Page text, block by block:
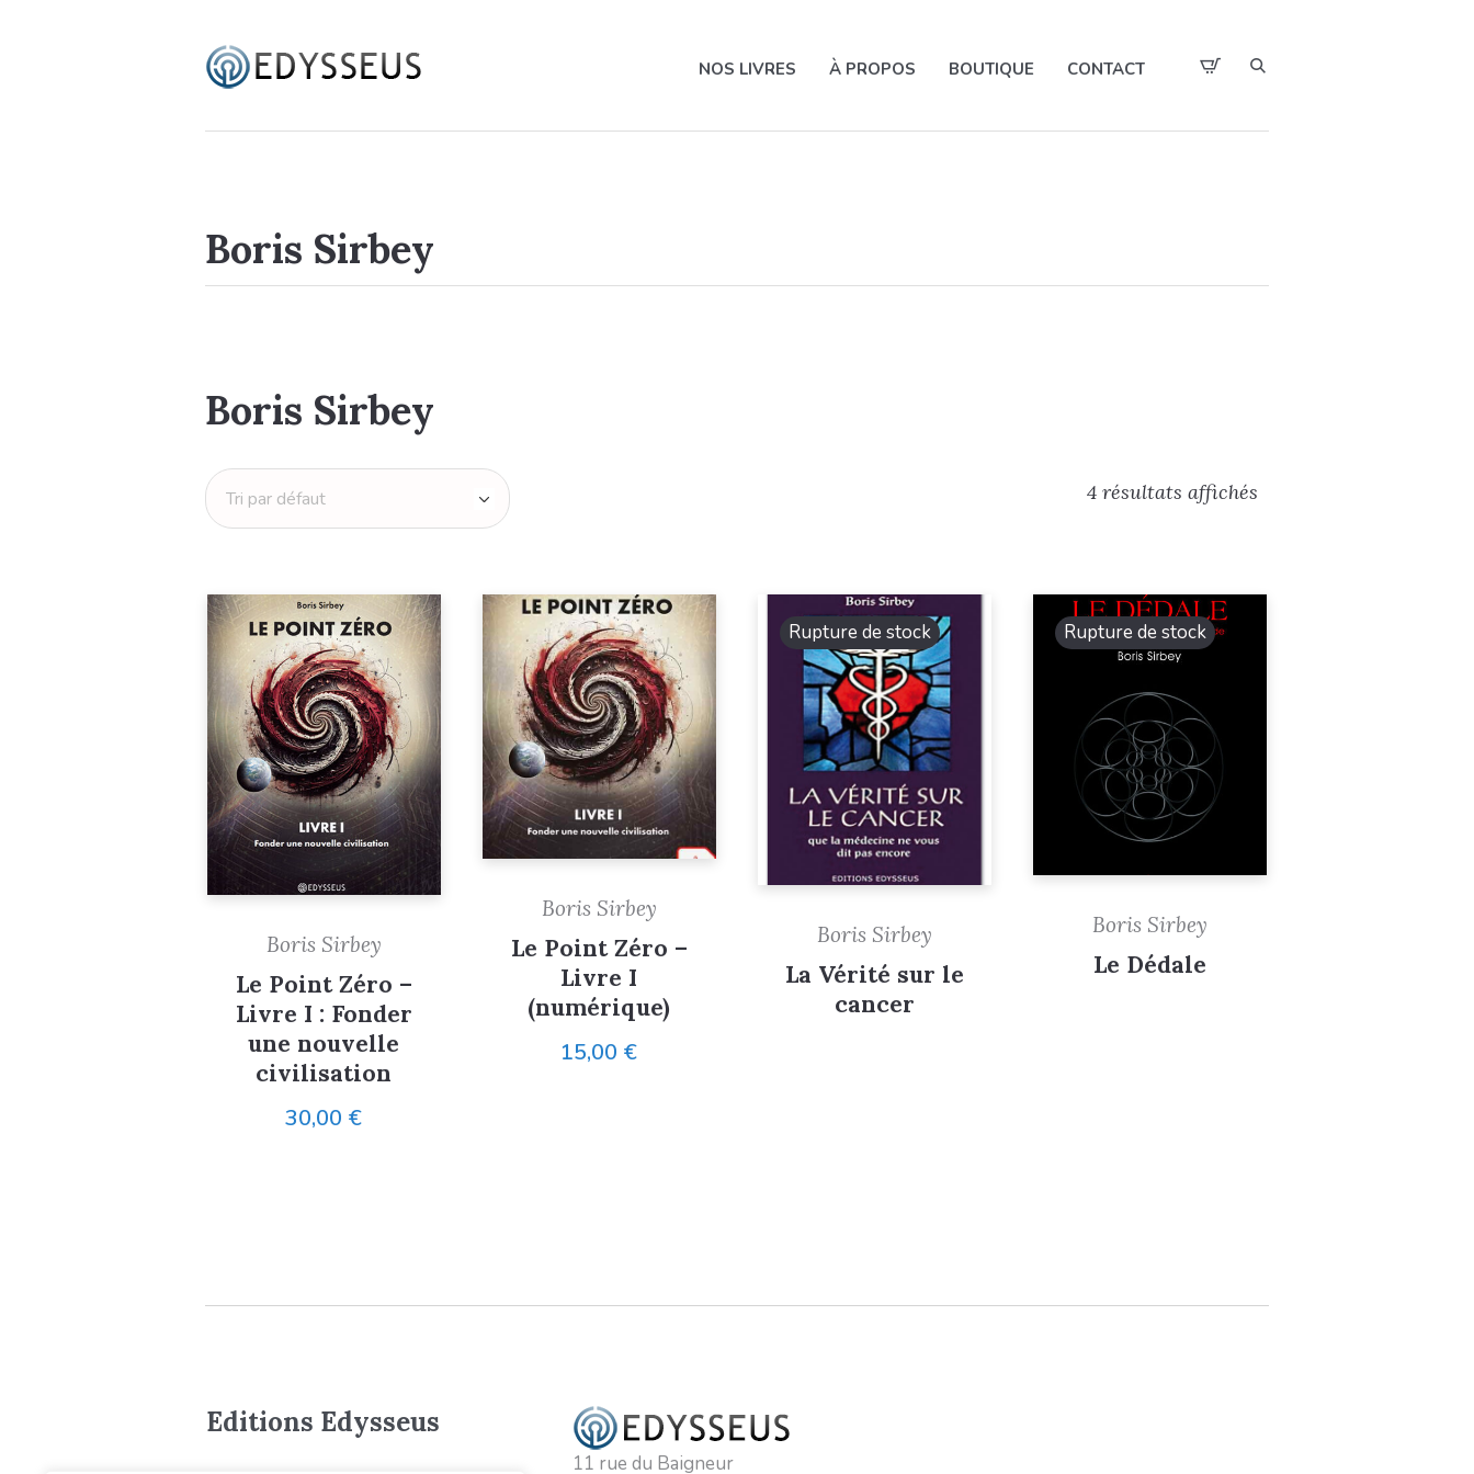
NOS LIVRES À PROPOS BOUTIQUE CONTACT
Boris Sirbey
Boris Sirbey
4 résultats affichés
Boris Sirbey
Le Point Zéro –
Livre I : Fonder
une nouvelle
civilisation
30,00 €
Boris Sirbey
Le Point Zéro –
Livre I
(numérique)
15,00 €
Rupture de stock
Boris Sirbey
La Vérité sur le
cancer
Rupture de stock
Boris Sirbey
Le Dédale
Editions Edysseus
11 rue du Baigneur